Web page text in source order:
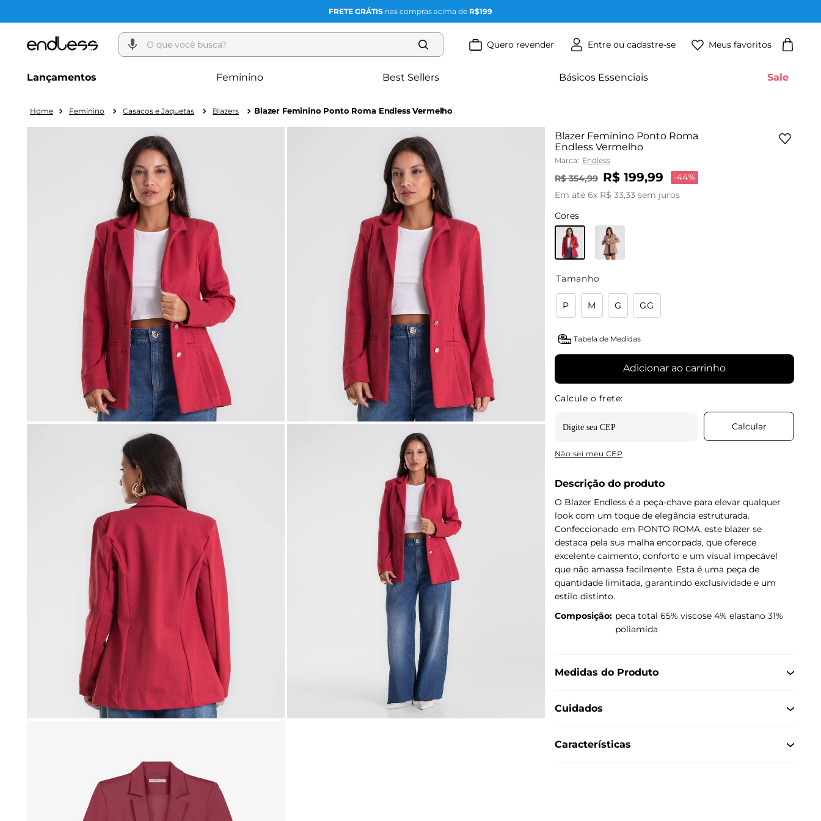
FRETE GRÁTIS nas compras acima de R$199
O que você busca?
Quero revender Meus favoritos
Lançamentos Feminino Best Sellers Básicos Essenciais Sale
Feminino Casacos e Jaquetas Blazers Blazer Feminino Ponto Roma Endless Vermelho
Blazer Feminino Ponto Roma
Endless Vermelho
Marca: Endless
R$ 354,99 R$ 199,99 -44%
Em até 6x R$ 33,33 sem juros
Cores
Tamanho
P M G GG
Tabela de Medidas
Adicionar ao carrinho
Não sei meu CEP
Descrição do produto
O Blazer Endless é a peça-chave para elevar qualquer
look com um toque de elegância estruturada.
Confeccionado em PONTO ROMA, este blazer se
destaca pela sua malha encorpada, que oferece
excelente caimento, conforto e um visual impecável
que não amassa facilmente. Esta é uma peça de
quantidade limitada, garantindo exclusividade e um
estilo distinto.
Composição: peca total 65% viscose 4% elastano 31%
poliamida
Medidas do Produto
Cuidados
Características